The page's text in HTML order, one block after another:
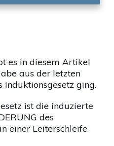
es in diesem Artikel
aus der letzten
Induktionsgesetz ging.
ist die induzierte
des
einer Leiterschleife